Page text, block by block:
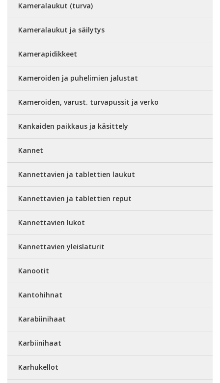
Kameralaukut (turva)
Kameralaukut ja säilytys
Kamerapidikkeet
Kameroiden ja puhelimien jalustat
Kameroiden, varust. turvapussit ja verko
Kankaiden paikkaus ja käsittely
Kannet
Kannettavien ja tablettien laukut
Kannettavien ja tablettien reput
Kannettavien lukot
Kannettavien yleislaturit
Kanootit
Kantohihnat
Karabiinihaat
Karbiinihaat
Karhukellot